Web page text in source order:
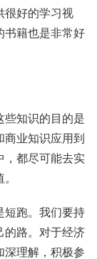
很好的学习视
书籍也是非常好
些知识的目的是
业知识应用到
，都尽可能去实
短跑。我们要持
的路。对于经济
深理解，积极参